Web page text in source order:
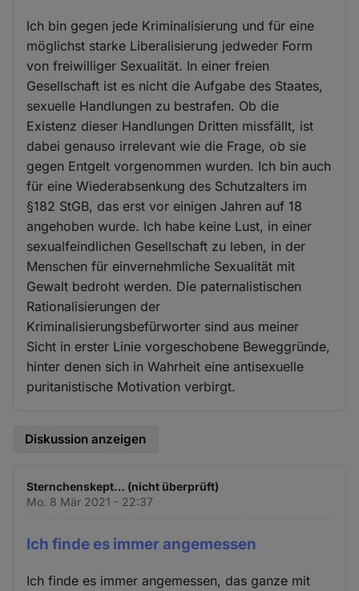
Ich bin gegen jede Kriminalisierung und für eine
möglichst starke Liberalisierung jedweder Form
von freiwilliger Sexualität. In einer freien
Gesellschaft ist es nicht die Aufgabe des Staates,
sexuelle Handlungen zu bestrafen. Ob die
Existenz dieser Handlungen Dritten missfällt, ist
dabei genauso irrelevant wie die Frage, ob sie
gegen Entgelt vorgenommen wurden. Ich bin auch
für eine Wiederabsenkung des Schutzalters im
§182 StGB, das erst vor einigen Jahren auf 18
angehoben wurde. Ich habe keine Lust, in einer
sexualfeindlichen Gesellschaft zu leben, in der
Menschen für einvernehmliche Sexualität mit
Gewalt bedroht werden. Die paternalistischen
Rationalisierungen der
Kriminalisierungsbefürworter sind aus meiner
Sicht in erster Linie vorgeschobene Beweggründe,
hinter denen sich in Wahrheit eine antisexuelle
puritanistische Motivation verbirgt.
Diskussion anzeigen
Sternchenskept… (nicht überprüft)
Mo. 8 Mär 2021 - 22:37
Ich finde es immer angemessen
Ich finde es immer angemessen, das ganze mit